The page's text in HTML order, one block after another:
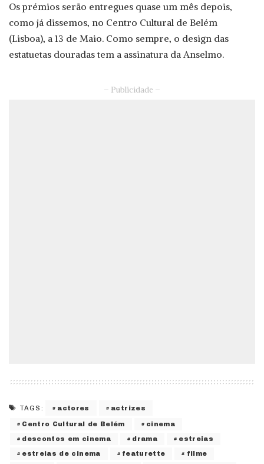
Os prémios serão entregues quase um mês depois,
como já dissemos, no Centro Cultural de Belém
(Lisboa), a 13 de Maio. Como sempre, o design das
estatuetas douradas tem a assinatura da Anselmo.
– Publicidade –
TAGS: actores actrizes
Centro Cultural de Belém cinema
descontos em cinema drama estreias
estreias de cinema featurette filme